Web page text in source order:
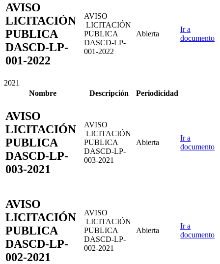
AVISO
LICITACIÓN
PUBLICA
DASCD-LP-
001-2022
AVISO
LICITACIÓN
PUBLICA
DASCD-LP-
001-2022
Abierta
Ir a
documento
2021
Nombre
Descripción Periodicidad
AVISO
LICITACIÓN
PUBLICA
DASCD-LP-
003-2021
AVISO
LICITACIÓN
PUBLICA
DASCD-LP-
003-2021
Abierta
Ir a
documento
AVISO
LICITACIÓN
PUBLICA
DASCD-LP-
002-2021
AVISO
LICITACIÓN
PUBLICA
DASCD-LP-
002-2021
Abierta
Ir a
documento